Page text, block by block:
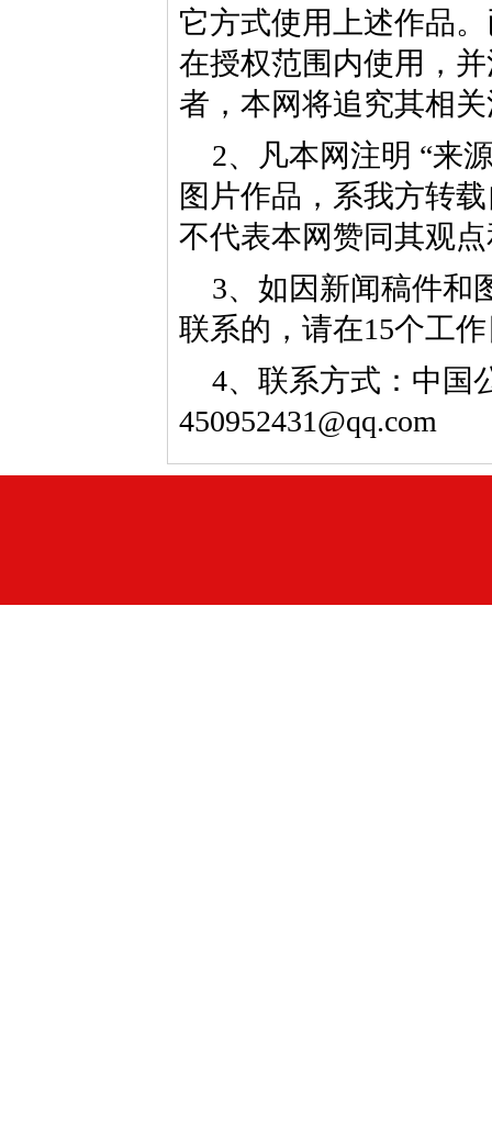
它方式使用上述作品
在授权范围内使用，
者，本网将追究其相
2、凡本网注明 “来
图片作品，系我方转
不代表本网赞同其观
3、如因新闻稿件和
联系的，请在15个工
4、联系方式：中国
450952431@qq.com